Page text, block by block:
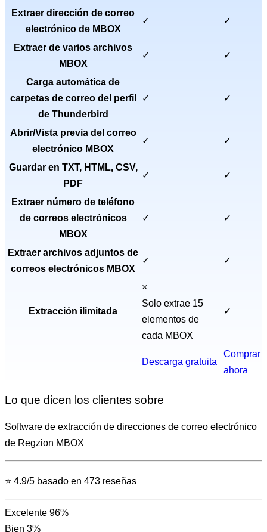
Extraer dirección de correo
electrónico de MBOX
✓ ✓
Extraer de varios archivos
MBOX
✓ ✓
Carga automática de
carpetas de correo del perfil
de Thunderbird
✓ ✓
Abrir/Vista previa del correo
electrónico MBOX
✓ ✓
Guardar en TXT, HTML, CSV,
PDF
✓ ✓
Extraer número de teléfono
de correos electrónicos
MBOX
✓ ✓
Extraer archivos adjuntos de
correos electrónicos MBOX
✓ ✓
Extracción ilimitada
×
Solo extrae 15
elementos de
cada MBOX
✓
Descarga gratuita
Comprar
ahora
Lo que dicen los clientes sobre
Software de extracción de direcciones de correo electrónico
de Regzion MBOX
⭐ 4.9/5 basado en 473 reseñas
Excelente 96%
Bien 3%